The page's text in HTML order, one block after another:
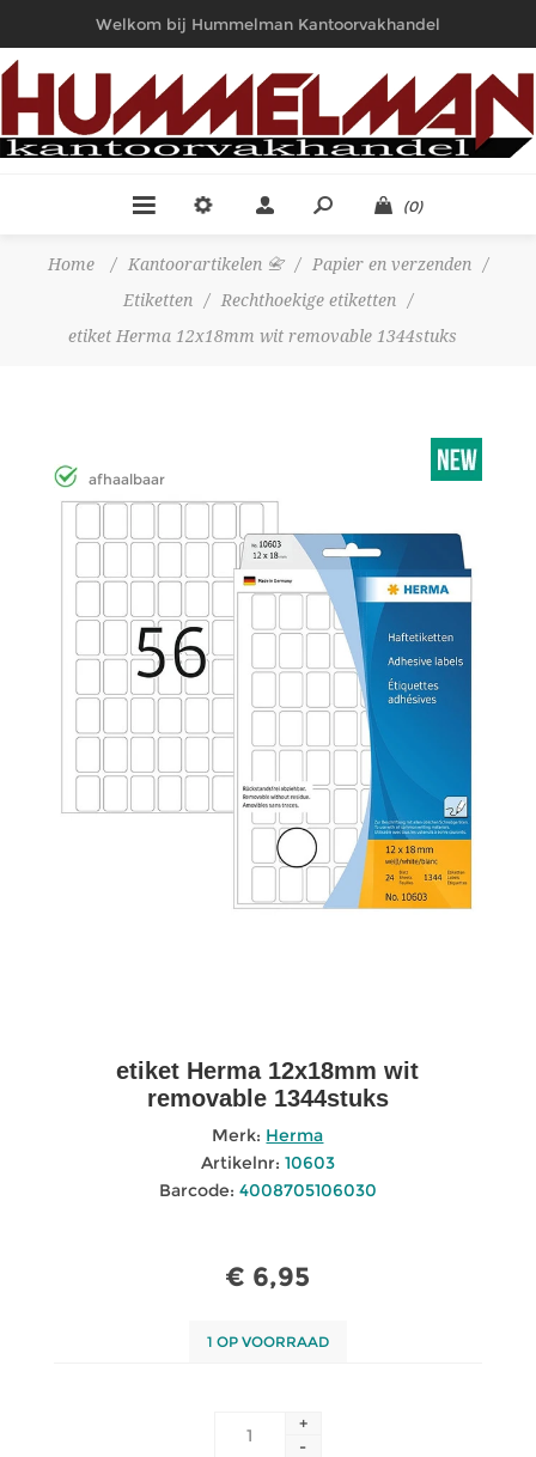
Welkom bij Hummelman Kantoorvakhandel
(0)
Home / Kantoorartikelen 📇 / Papier en verzenden
/
Etiketten
/ Rechthoekige etiketten
/
etiket Herma 12x18mm wit removable 1344stuks
afhaalbaar
etiket Herma 12x18mm wit
removable 1344stuks
Merk: Herma
Artikelnr: 10603
Barcode: 4008705106030
€ 6,95
1 OP VOORRAAD
+
-